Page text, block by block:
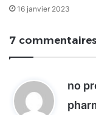
16 janvier 2023
7 commentaires
no